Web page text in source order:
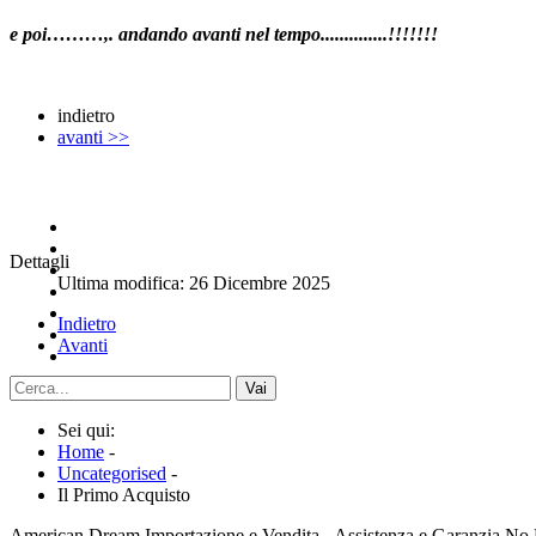
e poi………,. andando avanti nel tempo..............!!!!!!!
indietro
avanti >>
Dettagli
Ultima modifica: 26 Dicembre 2025
Indietro
Avanti
Vai
Sei qui:
Home -
Uncategorised -
Il Primo Acquisto